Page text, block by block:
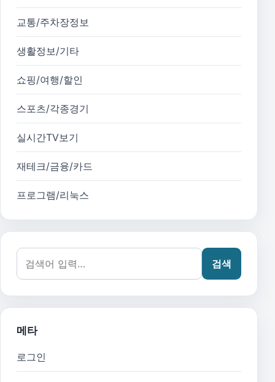
교통/주차장정보
생활정보/기타
쇼핑/여행/할인
스포츠/각종경기
실시간TV보기
재테크/금융/카드
프로그램/리눅스
검색어:
검색
메타
로그인